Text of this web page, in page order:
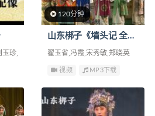
珍,
120分钟
山东梆子《墙头记 全集》
翟玉省,冯霞,宋秀敏,郑晓英
视频 MP3下载